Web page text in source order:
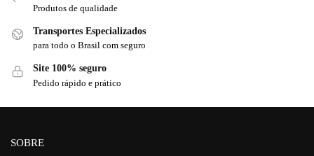
Produtos de qualidade
Transportes Especializados
para todo o Brasil com seguro
Site 100% seguro
Pedido rápido e prático
SOBRE